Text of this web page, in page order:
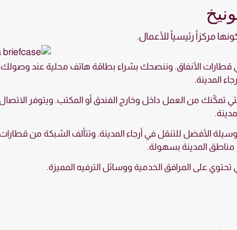
مركزاً رئيسياً للأعمال.
قطارات الأنفاق. وننصحك بشراء بطاقة هاتف محلية عند وصولك،
المدينة.
تمكّنك من العمل داخل وخارج الفندق أو المكتب. ويتوفر
الوسيلة الأفضل للتنقل في أرجاء المدينة. وتتألف الشبكة من
مناطق المدينة بسهولة.
تحتوي على المرافق الخدمية ووسائل الترفيه المميزة.